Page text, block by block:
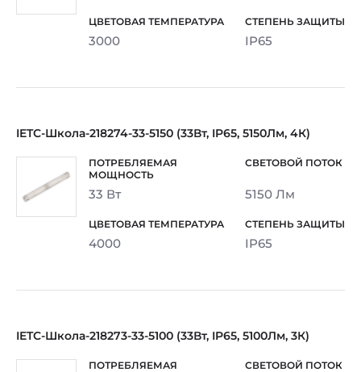
3000 IP65
IETC-Школа-218274-33-5150 (33Вт, IP65, 5150Лм, 4К)
33 Вт 5150 Лм
4000 IP65
IETC-Школа-218273-33-5100 (33Вт, IP65, 5100Лм, 3К)